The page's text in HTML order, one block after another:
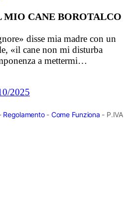
MIO CANE BOROTALCO
disse mia madre con un
«il cane non mi disturba
a mettermi…
2025
Regolamento- Come Funziona - P.IVA